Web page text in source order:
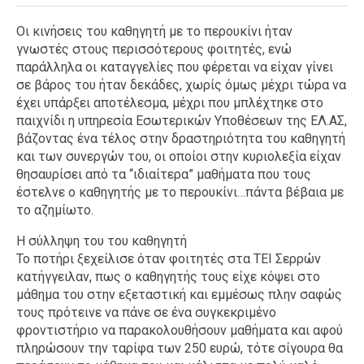
Οι κινήσεις του καθηγητή με το περουκίνι ήταν
γνωστές στους περισσότερους φοιτητές, ενώ
παράλληλα οι καταγγελίες που φέρεται να είχαν γίνει
σε βάρος του ήταν δεκάδες, χωρίς όμως μέχρι τώρα να
έχει υπάρξει αποτέλεσμα, μέχρι που μπλέχτηκε στο
παιχνίδι η υπηρεσία Εσωτερικών Υποθέσεων της ΕΛ.ΑΣ,
βάζοντας ένα τέλος στην δραστηριότητα του καθηγητή
και των συνεργών του, οι οποίοι στην κυριολεξία είχαν
θησαυρίσει από τα “ιδιαίτερα” μαθήματα που τους
έστελνε ο καθηγητής με το περουκίνι…πάντα βέβαια με
το αζημίωτο.
Η σύλληψη του του καθηγητή
Το ποτήρι ξεχείλισε όταν φοιτητές στα ΤΕΙ Σερρών
κατήγγειλαν, πως ο καθηγητής τους είχε κόψει στο
μάθημα του στην εξεταστική και εμμέσως πλην σαφώς
τους πρότεινε να πάνε σε ένα συγκεκριμένο
φροντιστήριο να παρακολουθήσουν μαθήματα και αφού
πληρώσουν την ταρίφα των 250 ευρώ, τότε σίγουρα θα